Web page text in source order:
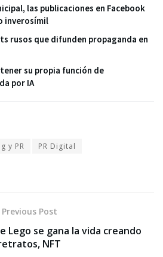
las publicaciones en Facebook
inverosímil
rusos que difunden propaganda en
su propia función de
por IA
y PR
PR Digital
Previous Post
Lego se gana la vida creando
NFT